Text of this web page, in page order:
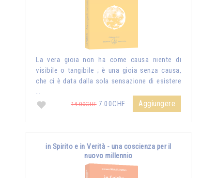
La vera gioia non ha come causa niente di
visibile o tangibile ; è una gioia senza causa,
che ci è data dalla sola sensazione di esistere
…
14.00CHF7.00CHF Aggiungere
in Spirito e in Verità - una coscienza per il
nuovo millennio